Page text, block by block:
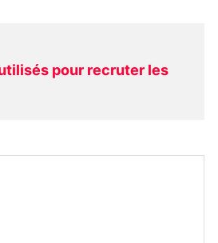
pour recruter les